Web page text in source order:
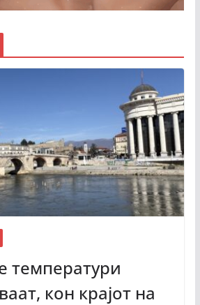
температури
кон крајот на